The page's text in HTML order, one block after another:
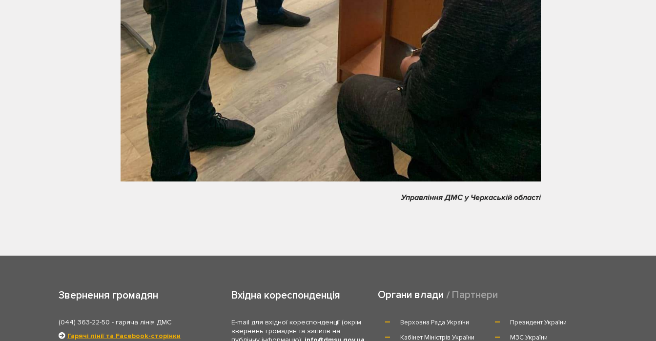
Управління ДМС у Черкаській області
Звернення громадян
(044) 363-22-50 - гаряча лінія ДМС
Гарячі лінії та Facebook-сторінки
Вхідна кореспонденція
E-mail для вхідної кореспонденції (окрім
звернень громадян та запитів на
Органи влади Партнери
Верховна Рада України
Президент України
Кабінет Міністрів України
МЗС України